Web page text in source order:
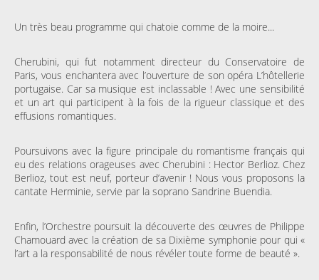
Un très beau programme qui chatoie comme de la moire...
Cherubini, qui fut notamment directeur du Conservatoire de
Paris, vous enchantera avec l’ouverture de son opéra L’hôtellerie
portugaise. Car sa musique est inclassable ! Avec une sensibilité
et un art qui participent à la fois de la rigueur classique et des
effusions romantiques.
Poursuivons avec la figure principale du romantisme français qui
eu des relations orageuses avec Cherubini : Hector Berlioz. Chez
Berlioz, tout est neuf, porteur d’avenir ! Nous vous proposons la
cantate Herminie, servie par la soprano Sandrine Buendia.
Enfin, l’Orchestre poursuit la découverte des œuvres de Philippe
Chamouard avec la création de sa Dixième symphonie pour qui «
l’art a la responsabilité de nous révéler toute forme de beauté ».